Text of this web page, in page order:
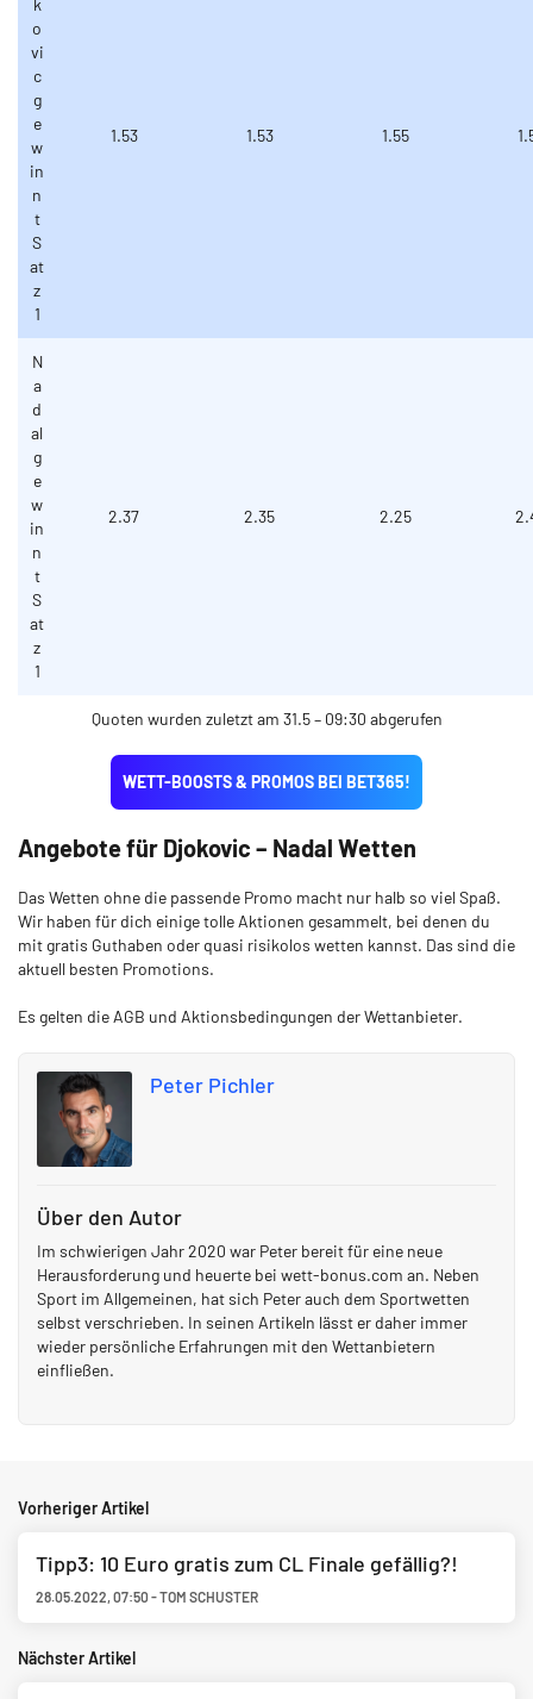
k
o
vi
c
g
e
w
in
n
t
S
at
z
1
1.53 1.53 1.55
N
a
d
al
g
e
w
in
n
t
S
at
z
1
2.37 2.35 2.25
Quoten wurden zuletzt am 31.5 – 09:30 abgerufen
WETT-BOOSTS & PROMOS BEI BET365!
Angebote für Djokovic – Nadal Wetten
Das Wetten ohne die passende Promo macht nur halb so viel Spaß.
Wir haben für dich einige tolle Aktionen gesammelt, bei denen du
mit gratis Guthaben oder quasi risikolos wetten kannst. Das sind die
aktuell besten Promotions.
Es gelten die AGB und Aktionsbedingungen der Wettanbieter.
Peter Pichler
Über den Autor
Im schwierigen Jahr 2020 war Peter bereit für eine neue
Herausforderung und heuerte bei wett-bonus.com an. Neben
Sport im Allgemeinen, hat sich Peter auch dem Sportwetten
selbst verschrieben. In seinen Artikeln lässt er daher immer
wieder persönliche Erfahrungen mit den Wettanbietern
einfließen.
Vorheriger Artikel
Tipp3: 10 Euro gratis zum CL Finale gefällig?!
28.05.2022,07:50-TOM SCHUSTER
Nächster Artikel